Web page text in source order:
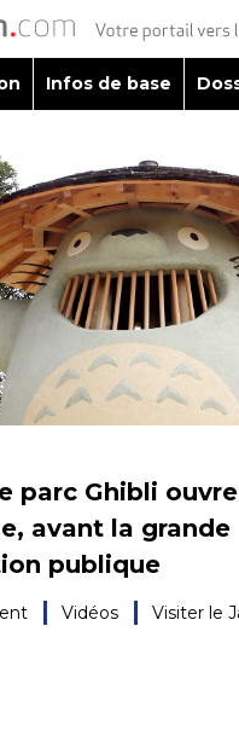
Infos de base
parc Ghibli
avant la grande
publique
Vidéos
Visiter le